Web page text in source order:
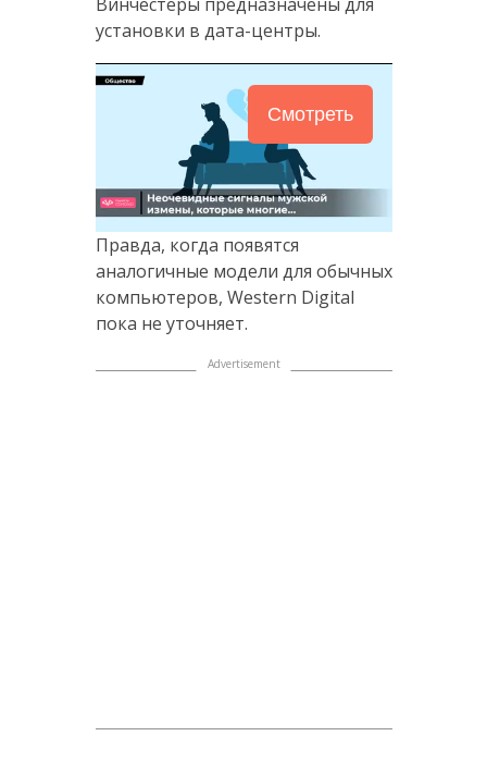
установки в дата-центры.
Смотреть
Правда, когда появятся
аналогичные модели для обычных
компьютеров, Western Digital
пока не уточняет.